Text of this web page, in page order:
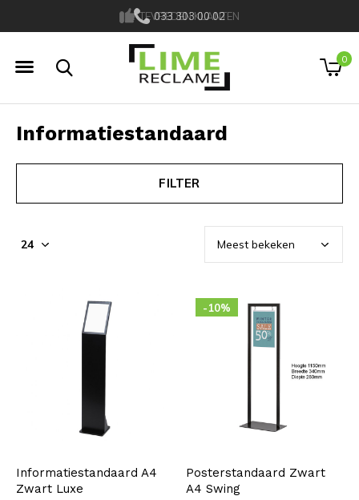
TEVREDEN KLANTEN
033 303 00 02
0
Informatiestandaard
FILTER
Informatiestandaard A4
Zwart Luxe
-10%
Posterstandaard Zwart
A4 Swing